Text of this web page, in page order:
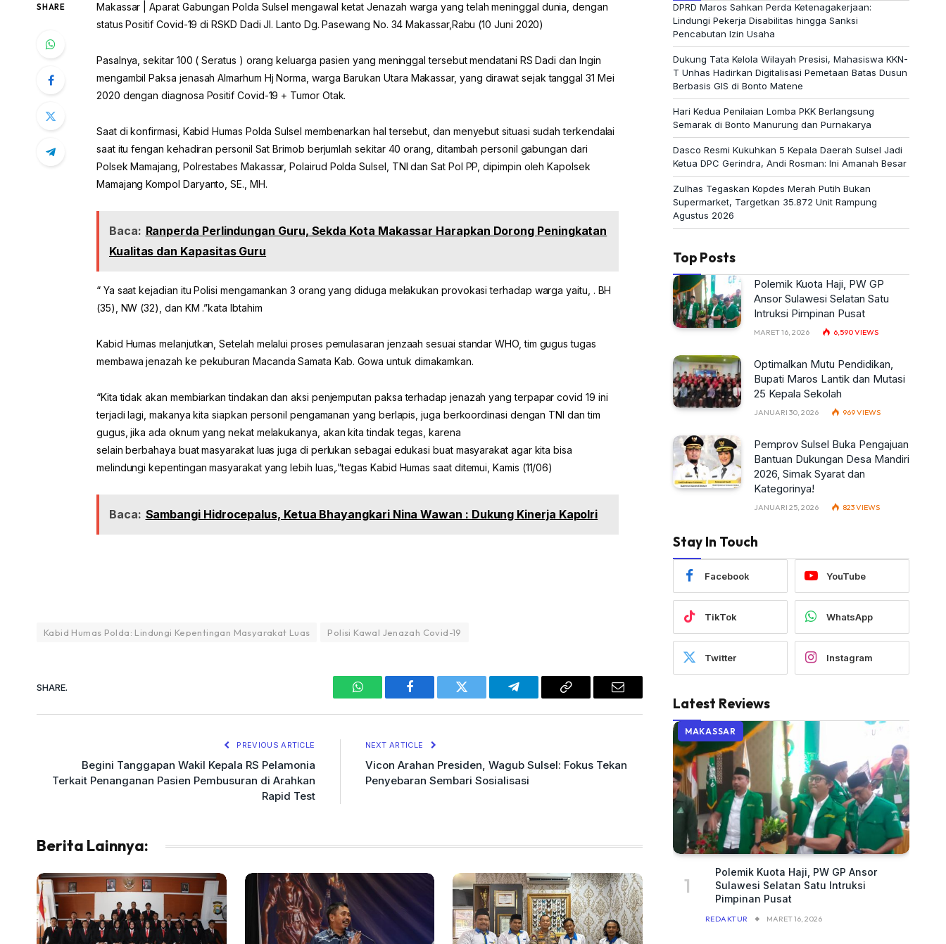
SHARE
Makassar | Aparat Gabungan Polda Sulsel mengawal ketat Jenazah warga yang telah meninggal dunia, dengan
status Positif Covid-19 di RSKD Dadi Jl. Lanto Dg. Pasewang No. 34 Makassar,Rabu (10 Juni 2020)
Pasalnya, sekitar 100 ( Seratus ) orang keluarga pasien yang meninggal tersebut mendatani RS Dadi dan Ingin
mengambil Paksa jenasah Almarhum Hj Norma, warga Barukan Utara Makassar, yang dirawat sejak tanggal 31 Mei
2020 dengan diagnosa Positif Covid-19 + Tumor Otak.
Saat di konfirmasi, Kabid Humas Polda Sulsel membenarkan hal tersebut, dan menyebut situasi sudah terkendalai
saat itu fengan kehadiran personil Sat Brimob berjumlah sekitar 40 orang, ditambah personil gabungan dari
Polsek Mamajang, Polrestabes Makassar, Polairud Polda Sulsel, TNI dan Sat Pol PP, dipimpin oleh Kapolsek
Mamajang Kompol Daryanto, SE., MH.
Baca: Ranperda Perlindungan Guru, Sekda Kota Makassar Harapkan Dorong Peningkatan
Kualitas dan Kapasitas Guru
“ Ya saat kejadian itu Polisi mengamankan 3 orang yang diduga melakukan provokasi terhadap warga yaitu, . BH
(35), NW (32), dan KM .”kata Ibtahim
Kabid Humas melanjutkan, Setelah melalui proses pemulasaran jenzaah sesuai standar WHO, tim gugus tugas
membawa jenazah ke pekuburan Macanda Samata Kab. Gowa untuk dimakamkan.
“Kita tidak akan membiarkan tindakan dan aksi penjemputan paksa terhadap jenazah yang terpapar covid 19 ini
terjadi lagi, makanya kita siapkan personil pengamanan yang berlapis, juga berkoordinasi dengan TNI dan tim
gugus, jika ada oknum yang nekat melakukanya, akan kita tindak tegas, karena
selain berbahaya buat masyarakat luas juga di perlukan sebagai edukasi buat masyarakat agar kita bisa
melindungi kepentingan masyarakat yang lebih luas,.”tegas Kabid Humas saat ditemui, Kamis (11/06)
Baca: Sambangi Hidrocepalus, Ketua Bhayangkari Nina Wawan : Dukung Kinerja Kapolri
Kabid Humas Polda: Lindungi Kepentingan Masyarakat Luas Polisi Kawal Jenazah Covid-19
SHARE.
WhatsAppFacebook Twitter Telegram Copy
Email
PREVIOUS ARTICLE
Begini Tanggapan Wakil Kepala RS Pelamonia
Terkait Penanganan Pasien Pembusuran di Arahkan
Rapid Test
NEXT ARTICLE
Vicon Arahan Presiden, Wagub Sulsel: Fokus Tekan
Penyebaran Sembari Sosialisasi
Berita Lainnya:
DPRD Maros Sahkan Perda Ketenagakerjaan:
Lindungi Pekerja Disabilitas hingga Sanksi
Pencabutan Izin Usaha
Dukung Tata Kelola Wilayah Presisi, Mahasiswa KKN-
T Unhas Hadirkan Digitalisasi Pemetaan Batas Dusun
Berbasis GIS di Bonto Matene
Hari Kedua Penilaian Lomba PKK Berlangsung
Semarak di Bonto Manurung dan Purnakarya
Dasco Resmi Kukuhkan 5 Kepala Daerah Sulsel Jadi
Ketua DPC Gerindra, Andi Rosman: Ini Amanah Besar
Zulhas Tegaskan Kopdes Merah Putih Bukan
Supermarket, Targetkan 35.872 Unit Rampung
Agustus 2026
Top Posts
Polemik Kuota Haji, PW GP
Ansor Sulawesi Selatan Satu
Intruksi Pimpinan Pusat
MARET 16, 2026 6,590VIEWS
Optimalkan Mutu Pendidikan,
Bupati Maros Lantik dan Mutasi
25 Kepala Sekolah
JANUARI 30, 2026 969VIEWS
Pemprov Sulsel Buka Pengajuan
Bantuan Dukungan Desa Mandiri
2026, Simak Syarat dan
Kategorinya!
JANUARI 25, 2026 823VIEWS
Stay In Touch
Facebook YouTube
TikTok WhatsApp
Twitter Instagram
Latest Reviews
MAKASSAR
Polemik Kuota Haji, PW GP Ansor
Sulawesi Selatan Satu Intruksi
Pimpinan Pusat
REDAKTUR MARET 16, 2026